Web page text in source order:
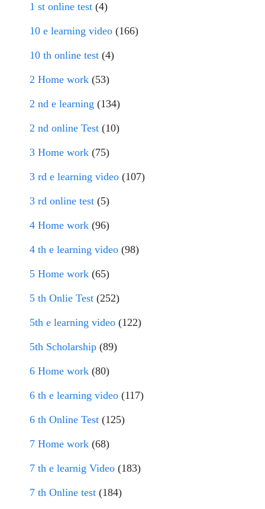
1 st online test (4)
10 e learning video (166)
10 th online test (4)
2 Home work (53)
2 nd e learning (134)
2 nd online Test (10)
3 Home work (75)
3 rd e learning video (107)
3 rd online test (5)
4 Home work (96)
4 th e learning video (98)
5 Home work (65)
5 th Onlie Test (252)
5th e learning video (122)
5th Scholarship (89)
6 Home work (80)
6 th e learning video (117)
6 th Online Test (125)
7 Home work (68)
7 th e learnig Video (183)
7 th Online test (184)